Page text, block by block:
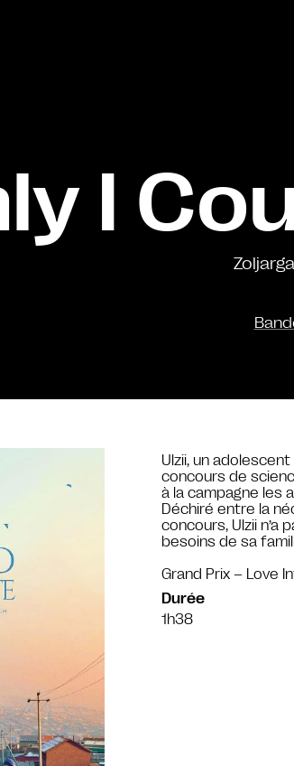
I
Ulzii, un
concours de
à la campagne les
Déchiré entre la
concours, Ulzii n’a
besoins de sa
Grand Prix – Love
Durée
1h38